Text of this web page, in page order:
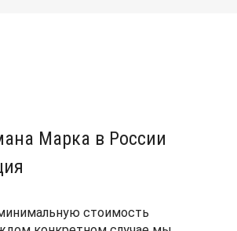
Марка в России
стоимость